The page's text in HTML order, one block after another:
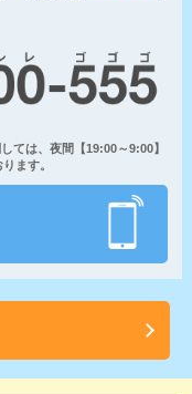
ては、夜間【19:00～9:00】
ます。